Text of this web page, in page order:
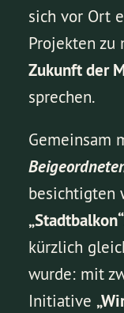
sich vor Ort
Projekten zu
Zukunft der
sprechen.
Gemeinsam
besichtigten
„Stadtbalkon“
kürzlich
wurde: mit
Initiative